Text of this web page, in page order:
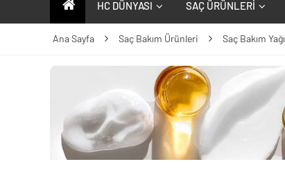
HC DÜNYASI SAÇ ÜRÜNLERI
Ana Sayfa Saç Bakım Ürünleri Saç Bakım Yağı